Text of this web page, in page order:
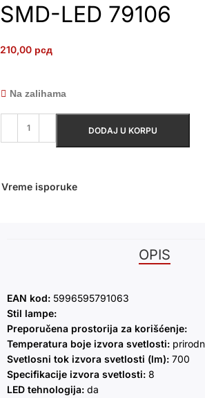
SMD-LED 79106
210,00 рсд
Na zalihama
DODAJ U KORPU
Vreme isporuke
OPIS
EAN kod: 5996595791063
Stil lampe:
Preporučena prostorija za korišćenje:
Temperatura boje izvora svetlosti:
Svetlosni tok izvora svetlosti (lm): 700
Specifikacije izvora svetlosti: 8
LED tehnologija: da